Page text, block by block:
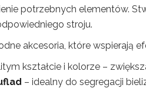
potrzebnych elementów.
stroju.
akcesoria, które wspierają
kształcie i kolorze –
– idealny do segregacji